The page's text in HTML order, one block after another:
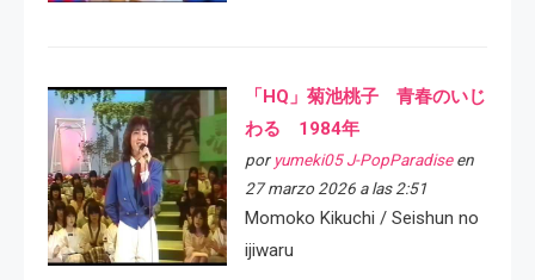
「HQ」菊池桃子 青春のいじ
わる 1984年
por yumeki05 J-PopParadiseen
27 marzo 2026 a las 2:51
Momoko Kikuchi / Seishun no
ijiwaru